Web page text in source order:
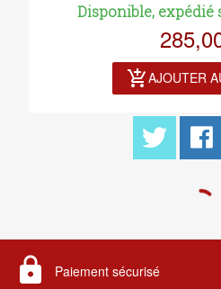
Disponible, expédié
add_shopping_cartAJOUTER
lock Paiement sécurisé